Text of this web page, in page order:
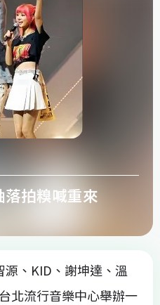
拍糗喊重來
源、KID、謝坤達、溫
北流行音樂中心舉辦一